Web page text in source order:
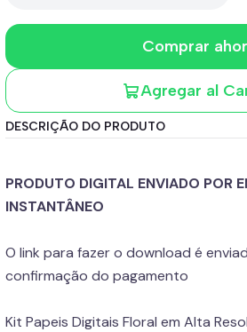
Agregar al
Comprar
DESCRIÇÃO DO PRODUTO
PRODUTO DIGITAL ENVIADO POR
INSTANTÂNEO
O link para fazer o download é
confirmação do pagamento
Kit Papeis Digitais Floral em Alta